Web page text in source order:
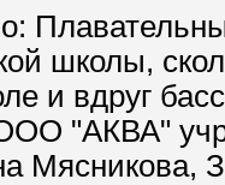
школы,
и вдруг
"АКВА"
Мясникова,